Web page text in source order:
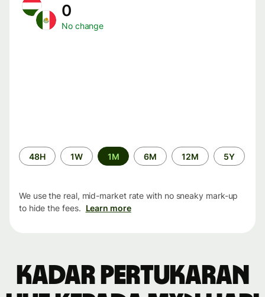
0
No change
Time
period
48H 1W 1M 6M 12M 5Y
We use the real, mid-market rate with no sneaky mark-up
to hide the fees. Learn more
Kadar pertukaran